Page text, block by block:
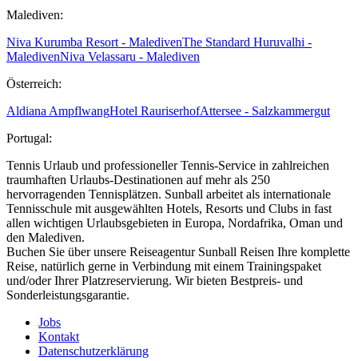
Malediven:
Niva Kurumba Resort - MaledivenThe Standard Huruvalhi -
MaledivenNiva Velassaru - Malediven
Österreich:
Aldiana AmpflwangHotel RauriserhofAttersee - Salzkammergut
Portugal:
Tennis Urlaub und professioneller Tennis-Service in zahlreichen
traumhaften Urlaubs-Destinationen auf mehr als 250
hervorragenden Tennisplätzen. Sunball arbeitet als internationale
Tennisschule mit ausgewählten Hotels, Resorts und Clubs in fast
allen wichtigen Urlaubsgebieten in Europa, Nordafrika, Oman und
den Malediven.
Buchen Sie über unsere Reiseagentur Sunball Reisen Ihre komplette
Reise, natürlich gerne in Verbindung mit einem Trainingspaket
und/oder Ihrer Platzreservierung. Wir bieten Bestpreis- und
Sonderleistungsgarantie.
Jobs
Kontakt
Datenschutzerklärung